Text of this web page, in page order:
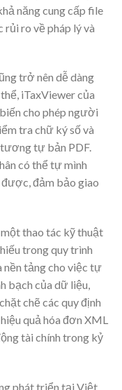
năng cung cấp file
rủi ro về pháp lý và
trở nên dễ dàng
iTaxViewer của
cho phép người
tra chữ ký số và
tự bản PDF.
có thể tự mình
đảm bảo giao
thao tác kỹ thuật
trong quy trình
nền tảng cho việc tự
bạch của dữ liệu,
chẽ các quy định
quả hóa đơn XML
tài chính trong kỷ
phát triển tại Việt